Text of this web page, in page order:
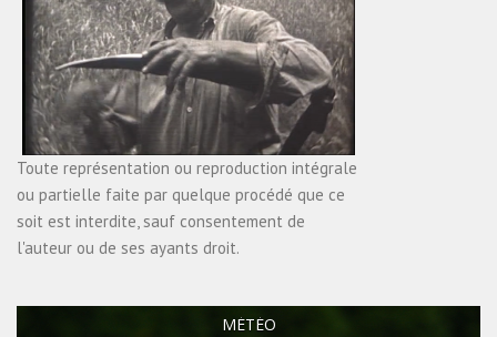
Toute représentation ou reproduction intégrale
ou partielle faite par quelque procédé que ce
soit est interdite, sauf consentement de
l'auteur ou de ses ayants droit.
MÉTÉO